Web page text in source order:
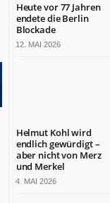
Heute vor 77 Jahren
endete die Berlin
Blockade
12. MAI 2026
Helmut Kohl wird
endlich gewürdigt –
aber nicht von Merz
und Merkel
4. MAI 2026
Kontakt
Impressum
DAS
IST
BERLIN.JETZT